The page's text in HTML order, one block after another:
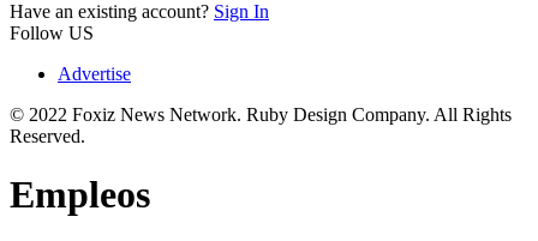
Have an existing account? Sign In
Follow US
Advertise
© 2022 Foxiz News Network. Ruby Design Company. All Rights
Reserved.
Empleos